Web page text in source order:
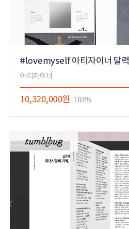
#lovemyself 아티자이너 달력
아티자이너
10,320,000원 103%